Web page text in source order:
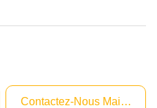
Contactez-Nous Maintenant